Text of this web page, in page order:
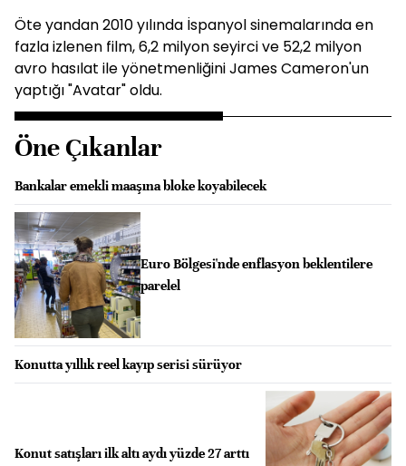
Öte yandan 2010 yılında İspanyol sinemalarında en
fazla izlenen film, 6,2 milyon seyirci ve 52,2 milyon
avro hasılat ile yönetmenliğini James Cameron'un
yaptığı "Avatar" oldu.
Öne Çıkanlar
Bankalar emekli maaşına bloke koyabilecek
Euro Bölgesi'nde enflasyon beklentilere
parelel
Konutta yıllık reel kayıp serisi sürüyor
Konut satışları ilk altı aydı yüzde 27 arttı